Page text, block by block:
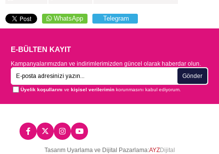
WhatsApp Telegram
E-BÜLTEN KAYIT
Kampanyalarımızdan ve indirimlerimizden güncel olarak haberdar olun.
Gönder
Üyelik koşullarını vekişisel verilerimin korunmasını kabul ediyorum.
Tasarım Uyarlama ve Dijital Pazarlama:AYZDijital